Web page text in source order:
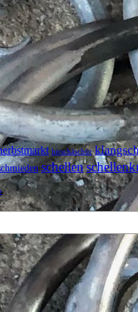
hirschäschür
schellen